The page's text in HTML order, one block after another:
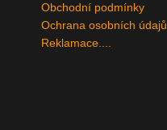
Obchodní podmínky
Ochrana osobních údajů
Reklamace....